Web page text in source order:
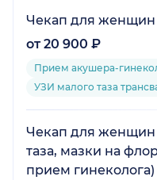
Чекап для женщин
от 20 900 ₽
Прием акушера-
УЗИ малого таза
Чекап для женщин
таза, мазки на
прием гинеколога)